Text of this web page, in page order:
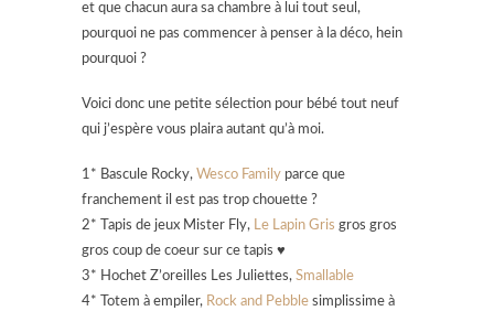
et que chacun aura sa chambre à lui tout seul,
pourquoi ne pas commencer à penser à la déco, hein
pourquoi ?
Voici donc une petite sélection pour bébé tout neuf
qui j’espère vous plaira autant qu’à moi.
1* Bascule Rocky, Wesco Family parce que
franchement il est pas trop chouette ?
2* Tapis de jeux Mister Fly, Le Lapin Gris gros gros
gros coup de coeur sur ce tapis ♥
3* Hochet Z’oreilles Les Juliettes, Smallable
4* Totem à empiler, Rock and Pebble simplissime à